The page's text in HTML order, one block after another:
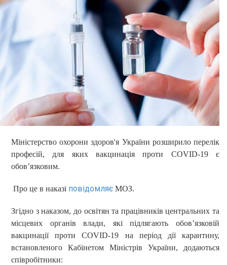
Міністерство охорони здоров'я України розширило перелік
професій, для яких вакцинація проти COVID-19 є
обов’язковим.
Про це в наказі повідомляє МОЗ.
Згідно з наказом, до освітян та працівників центральних та
місцевих органів влади, які підлягають обов’язковій
вакцинації проти COVID-19 на період дії карантину,
встановленого Кабінетом Міністрів України, додаються
співробітники: